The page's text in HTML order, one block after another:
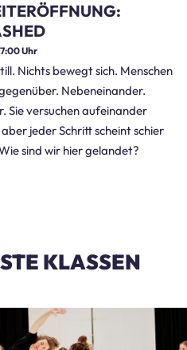
Uhr
Nichts bewegt sich. Menschen
Nebeneinander.
Sie versuchen aufeinander
jeder Schritt scheint schier
sind wir hier gelandet?
KLASSEN